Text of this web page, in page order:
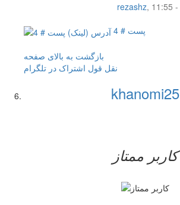
rezashz,
پست # 4
بازگشت به بالای صفحه
نقل قول اشتراک در تلگرام
khanomi25
کاربر ممتاز